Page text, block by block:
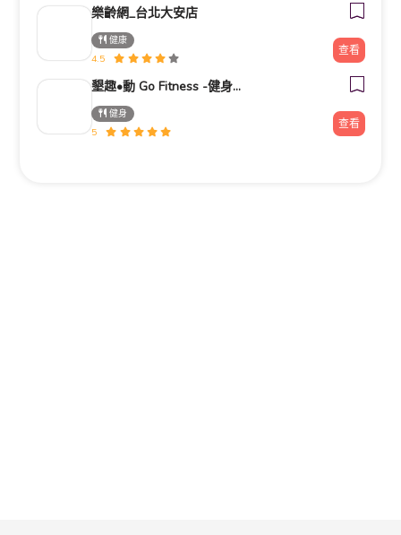
樂齡網_台北大安店
健康
4.5
查看
墾趣•動 Go Fitness -健身房推薦|器械皮拉提斯|瑜珈|銀髮族運動|肌力訓練|私人教練|企業包班|台北中山區|捷運南京
健身
5
查看